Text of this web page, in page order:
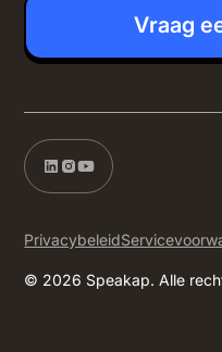
Vraag
© 2026 Speakap. Alle
Privacybeleid